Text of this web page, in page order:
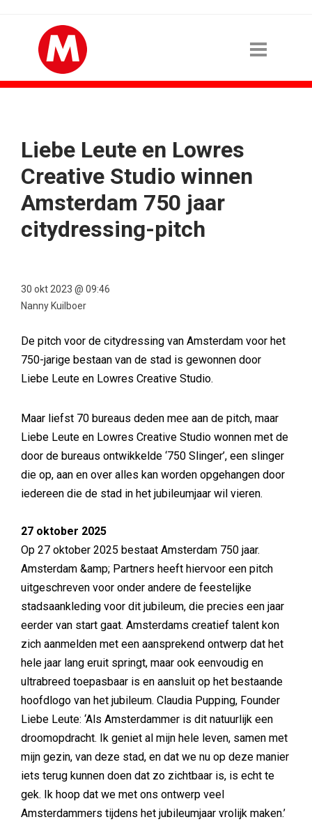
Liebe Leute en Lowres
Creative Studio winnen
Amsterdam 750 jaar
citydressing-pitch
30 okt 2023 @ 09:46
Nanny Kuilboer
De pitch voor de citydressing van Amsterdam voor het
750-jarige bestaan van de stad is gewonnen door
Liebe Leute en Lowres Creative Studio.
Maar liefst 70 bureaus deden mee aan de pitch, maar
Liebe Leute en Lowres Creative Studio wonnen met de
door de bureaus ontwikkelde ‘750 Slinger’, een slinger
die op, aan en over alles kan worden opgehangen door
iedereen die de stad in het jubileumjaar wil vieren.
27 oktober 2025
Op 27 oktober 2025 bestaat Amsterdam 750 jaar.
Amsterdam &amp; Partners heeft hiervoor een pitch
uitgeschreven voor onder andere de feestelijke
stadsaankleding voor dit jubileum, die precies een jaar
eerder van start gaat. Amsterdams creatief talent kon
zich aanmelden met een aansprekend ontwerp dat het
hele jaar lang eruit springt, maar ook eenvoudig en
ultrabreed toepasbaar is en aansluit op het bestaande
hoofdlogo van het jubileum. Claudia Pupping, Founder
Liebe Leute: ‘Als Amsterdammer is dit natuurlijk een
droomopdracht. Ik geniet al mijn hele leven, samen met
mijn gezin, van deze stad, en dat we nu op deze manier
iets terug kunnen doen dat zo zichtbaar is, is echt te
gek. Ik hoop dat we met ons ontwerp veel
Amsterdammers tijdens het jubileumjaar vrolijk maken.’